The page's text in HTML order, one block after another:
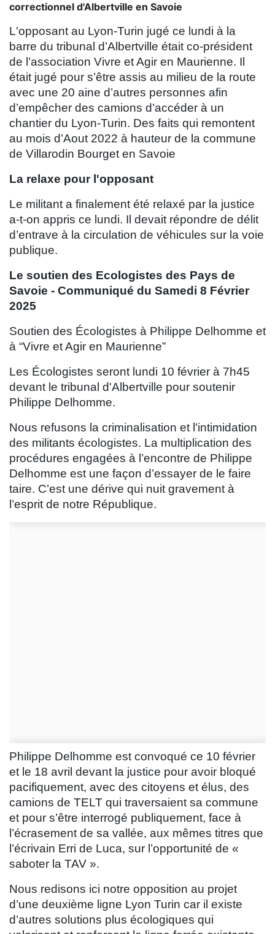
correctionnel d'Albertville en Savoie
L'opposant au Lyon-Turin jugé ce lundi à la
barre du tribunal d’Albertville était co-président
de l’association Vivre et Agir en Maurienne. Il
était jugé pour s’être assis au milieu de la route
avec une 20 aine d’autres personnes afin
d’empêcher des camions d’accéder à un
chantier du Lyon-Turin. Des faits qui remontent
au mois d’Aout 2022 à hauteur de la commune
de Villarodin Bourget en Savoie
La relaxe pour l'opposant
Le militant a finalement été relaxé par la justice
a-t-on appris ce lundi. Il devait répondre de délit
d’entrave à la circulation de véhicules sur la voie
publique.
Le soutien des Ecologistes des Pays de
Savoie - Communiqué du Samedi 8 Février
2025
Soutien des Écologistes à Philippe Delhomme et
à “Vivre et Agir en Maurienne”
Les Écologistes seront lundi 10 février à 7h45
devant le tribunal d'Albertville pour soutenir
Philippe Delhomme.
Nous refusons la criminalisation et l'intimidation
des militants écologistes. La multiplication des
procédures engagées à l’encontre de Philippe
Delhomme est une façon d’essayer de le faire
taire. C’est une dérive qui nuit gravement à
l’esprit de notre République.
Philippe Delhomme est convoqué ce 10 février
et le 18 avril devant la justice pour avoir bloqué
pacifiquement, avec des citoyens et élus, des
camions de TELT qui traversaient sa commune
et pour s’être interrogé publiquement, face à
l’écrasement de sa vallée, aux mêmes titres que
l’écrivain Erri de Luca, sur l’opportunité de «
saboter la TAV ».
Nous redisons ici notre opposition au projet
d’une deuxième ligne Lyon Turin car il existe
d’autres solutions plus écologiques qui